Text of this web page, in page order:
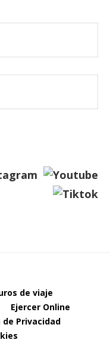
de viaje
Ejercer Online
de Privacidad